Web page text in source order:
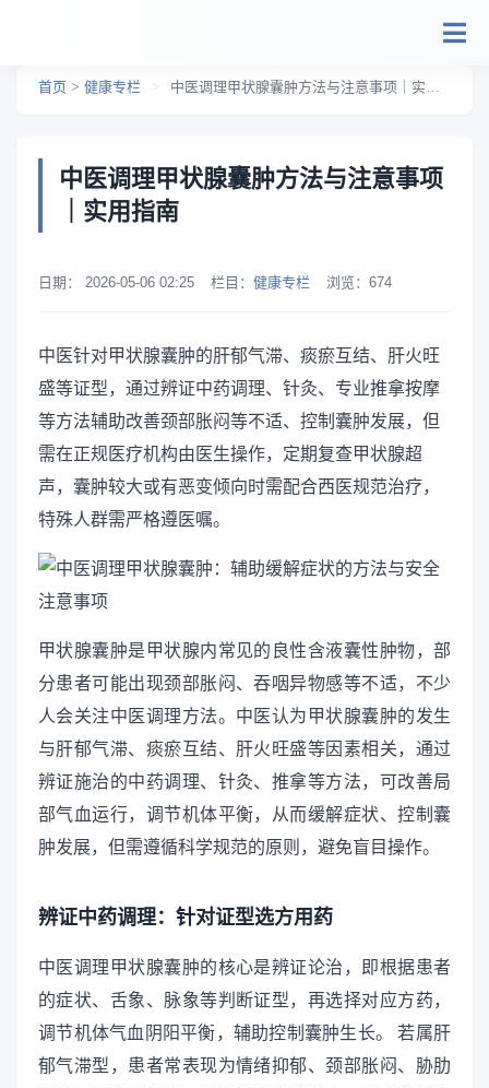
首页 > 健康专栏 > 中医调理甲状腺囊肿方法与注意事项｜实用指南
中医调理甲状腺囊肿方法与注意事项
｜实用指南
日期： 2026-05-06 02:25 栏目： 健康专栏 浏览： 674
中医针对甲状腺囊肿的肝郁气滞、痰瘀互结、肝火旺
盛等证型，通过辨证中药调理、针灸、专业推拿按摩
等方法辅助改善颈部胀闷等不适、控制囊肿发展，但
需在正规医疗机构由医生操作，定期复查甲状腺超
声，囊肿较大或有恶变倾向时需配合西医规范治疗，
特殊人群需严格遵医嘱。
甲状腺囊肿是甲状腺内常见的良性含液囊性肿物，部
分患者可能出现颈部胀闷、吞咽异物感等不适，不少
人会关注中医调理方法。中医认为甲状腺囊肿的发生
与肝郁气滞、痰瘀互结、肝火旺盛等因素相关，通过
辨证施治的中药调理、针灸、推拿等方法，可改善局
部气血运行，调节机体平衡，从而缓解症状、控制囊
肿发展，但需遵循科学规范的原则，避免盲目操作。
辨证中药调理：针对证型选方用药
中医调理甲状腺囊肿的核心是辨证论治，即根据患者
的症状、舌象、脉象等判断证型，再选择对应方药，
调节机体气血阴阳平衡，辅助控制囊肿生长。 若属肝
郁气滞型，患者常表现为情绪抑郁、颈部胀闷、胁肋